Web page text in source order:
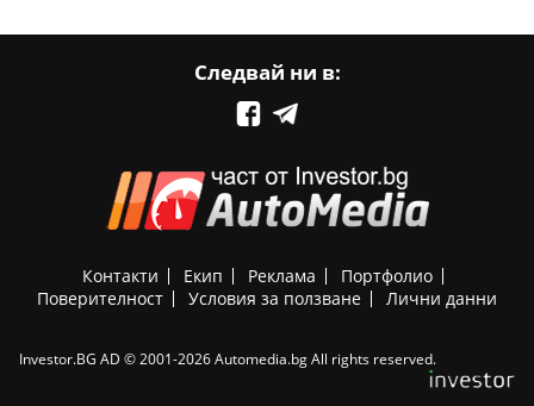
Следвай ни в:
Контакти Екип Реклама
Портфолио
Поверителност
Условия за ползване Лични данни
Investor.BG AD © 2001-2026 Automedia.bg All rights reserved.